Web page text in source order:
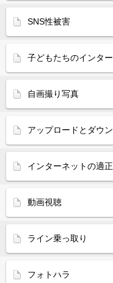
SNS性被害
子どもたちのインタ
自画撮り写真
アップロードとダウ
インターネットの適
動画視聴
ライン乗っ取り
フォトハラ